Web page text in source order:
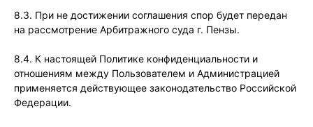
8.3. При не достижении соглашения спор будет передан
на рассмотрение Арбитражного суда г. Пензы.
8.4. К настоящей Политике конфиденциальности и
отношениям между Пользователем и Администрацией
применяется действующее законодательство Российской
Федерации.